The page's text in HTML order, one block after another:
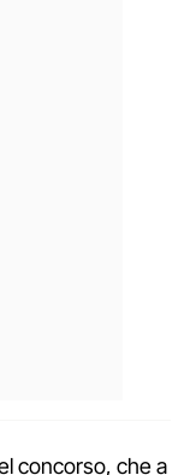
concorso, che a